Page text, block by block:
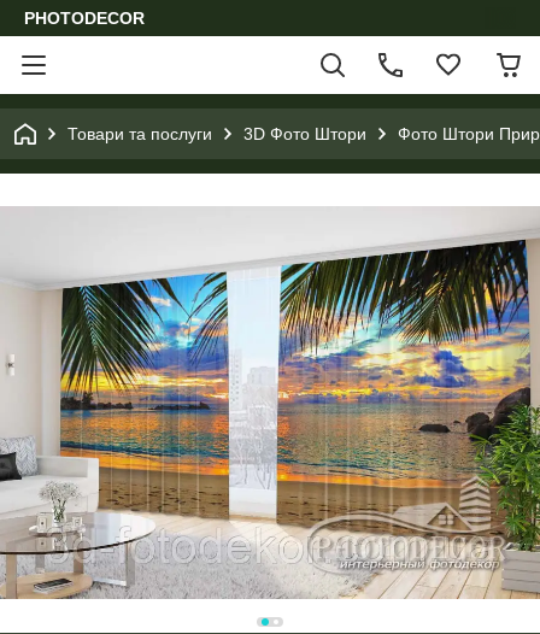
PHOTODECOR
Товари та послуги 3D Фото Штори Фото Штори